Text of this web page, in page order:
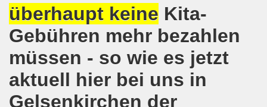
überhaupt keine Kita-
Gebühren mehr bezahlen
müssen - so wie es jetzt
aktuell hier bei uns in
Gelsenkirchen der
Krisenlasten auf Arbeiter, auf Erwerbslose, auf
wieder am 11.05.2020 auf der Straße -
bleibt aktiv auch in Corona-Zeiten!
als Tag des Widerstands am 09.03.2020: